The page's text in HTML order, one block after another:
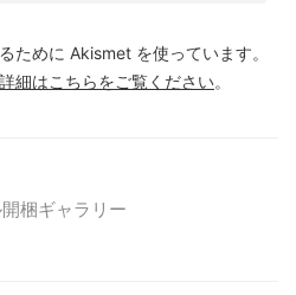
ために Akismet を使っています。
細はこちらをご覧ください。
梱ギャラリー